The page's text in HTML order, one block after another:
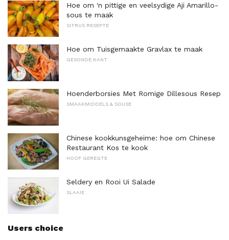
Hoe om 'n pittige en veelsydige Aji Amarillo-
sous te maak
SITRUS RESEPTE
Hoe om Tuisgemaakte Gravlax te maak
GESONDE KANT
Hoenderborsies Met Romige Dillesous Resep
SMAAKMIDDELS & SOUSE
Chinese kookkunsgeheime: hoe om Chinese
Restaurant Kos te kook
HOOF GEREGTE
Seldery en Rooi Ui Salade
SLAAIE
Users choice